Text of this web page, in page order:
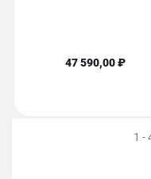
47 590,00 ₽
1 -